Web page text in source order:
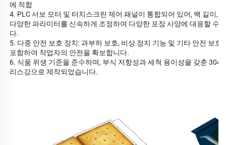
에 적합
4. PLC 서보 모터 및 터치스크린 제어 패널이 통합되어 있어, 백 길이,
다양한 파라미터를 신속하게 조정하여 다양한 포장 사양에 대응할 수
다.
5. 다중 안전 보호 장치: 과부하 보호, 비상 정지 기능 및 기타 안전 보호
포함하여 작업자의 안전을 확보합니다.
6. 식품 위생 기준을 준수하며, 부식 저항성과 세척 용이성을 갖춘 304
리스강으로 제작되었습니다.